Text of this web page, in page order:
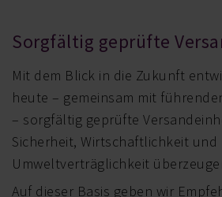
Sorgfältig geprüfte
Mit dem Blick in die Zukunft
heute – gemeinsam mit
– sorgfältig geprüfte
Sicherheit, Wirtschaftlichkeit und
Umweltverträglichkeit
Auf dieser Basis geben wir